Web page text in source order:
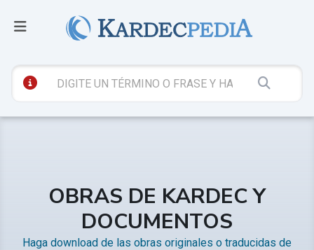
OBRAS DE KARDEC Y
DOCUMENTOS
Haga download de las obras originales o traducidas de